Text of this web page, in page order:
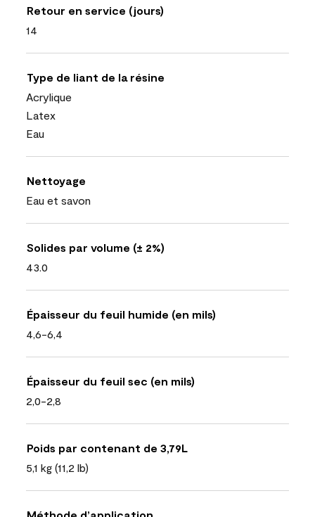
Retour en service (jours)
14
Type de liant de la résine
Acrylique
Latex
Eau
Nettoyage
Eau et savon
Solides par volume (± 2%)
43.0
Épaisseur du feuil humide (en mils)
4,6-6,4
Épaisseur du feuil sec (en mils)
2,0-2,8
Poids par contenant de 3,79L
5,1 kg (11,2 lb)